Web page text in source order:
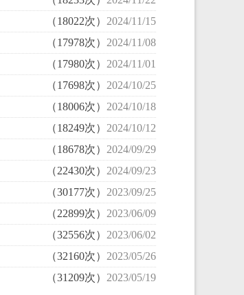
（18022次） 2024/11/15
（17978次） 2024/11/08
（17980次） 2024/11/01
（17698次） 2024/10/25
（18006次） 2024/10/18
（18249次） 2024/10/12
（18678次） 2024/09/29
（22430次） 2024/09/23
（30177次） 2023/09/25
（22899次） 2023/06/09
（32556次） 2023/06/02
（32160次） 2023/05/26
（31209次） 2023/05/19